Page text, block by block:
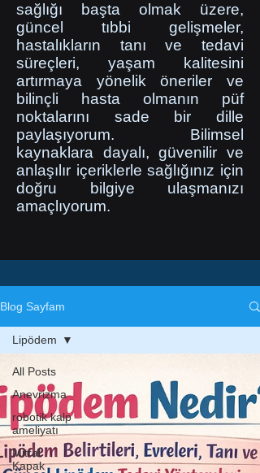
sağlığı başta olmak üzere,
güncel tıbbi gelişmeler,
hastalıkların tanı ve tedavi
süreçleri, yaşam kalitesini
artırmaya yönelik öneriler ve
bilinçli hasta olmanın püf
noktalarını sade bir dille
paylaşıyorum. Bilimsel
kaynaklara dayalı, güvenilir ve
anlaşılır içeriklerle sağlığınız için
doğru bilgiye ulaşmanızı
amaçlıyorum.
Blog Sayfam
All Posts
Anevrizma
robotik kalp
ameliyatı
Mitral
Kapak
Lipödem